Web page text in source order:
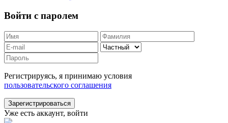
Войти с паролем
Регистрируясь, я принимаю условия
пользовательского соглашения
Зарегистрироваться
Уже есть аккаунт, войти